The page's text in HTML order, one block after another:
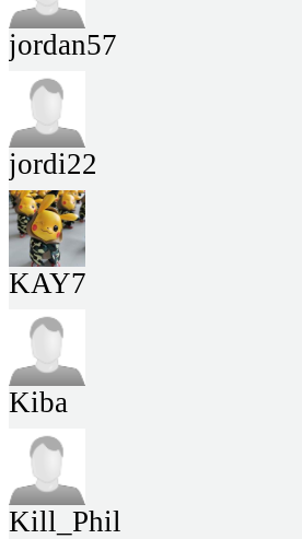
jordan57
jordi22
KAY7
Kiba
Kill_Phil